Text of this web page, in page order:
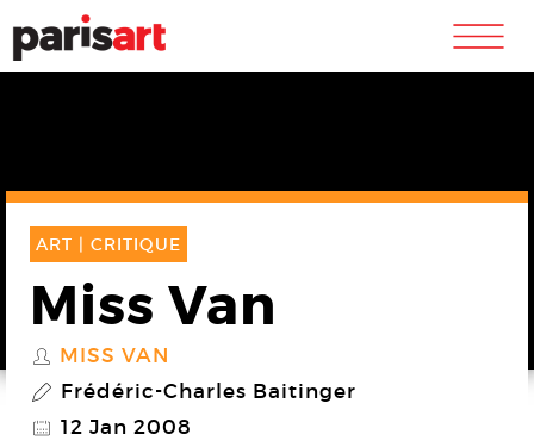
m
ART | CRITIQUE
Miss Van
S MISS VAN
P Frédéric-Charles Baitinger
@ 12 Jan 2008